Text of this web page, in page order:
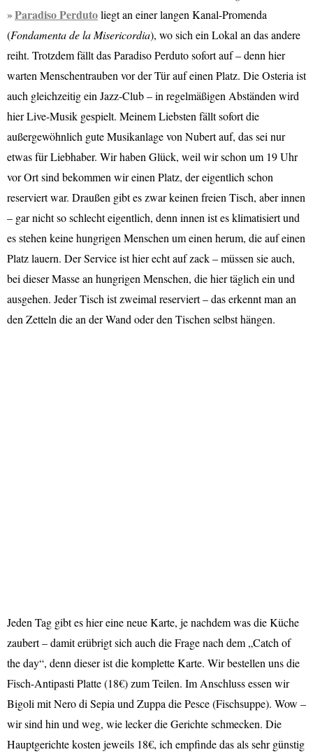
Paradiso Perdutoliegt an einer langen Kanal-Promenda
(Fondamenta de la Misericordia), wo sich ein Lokal an das andere
reiht. Trotzdem fällt das Paradiso Perduto sofort auf – denn hier
warten Menschentrauben vor der Tür auf einen Platz. Die Osteria ist
auch gleichzeitig ein Jazz-Club – in regelmäßigen Abständen wird
hier Live-Musik gespielt. Meinem Liebsten fällt sofort die
außergewöhnlich gute Musikanlage von Nubert auf, das sei nur
etwas für Liebhaber. Wir haben Glück, weil wir schon um 19 Uhr
vor Ort sind bekommen wir einen Platz, der eigentlich schon
reserviert war. Draußen gibt es zwar keinen freien Tisch, aber innen
– gar nicht so schlecht eigentlich, denn innen ist es klimatisiert und
es stehen keine hungrigen Menschen um einen herum, die auf einen
Platz lauern. Der Service ist hier echt auf zack – müssen sie auch,
bei dieser Masse an hungrigen Menschen, die hier täglich ein und
ausgehen. Jeder Tisch ist zweimal reserviert – das erkennt man an
den Zetteln die an der Wand oder den Tischen selbst hängen.
Jeden Tag gibt es hier eine neue Karte, je nachdem was die Küche
zaubert – damit erübrigt sich auch die Frage nach dem „Catch of
the day“, denn dieser ist die komplette Karte. Wir bestellen uns die
Fisch-Antipasti Platte (18€) zum Teilen. Im Anschluss essen wir
Bigoli mit Nero di Sepia und Zuppa die Pesce (Fischsuppe). Wow –
wir sind hin und weg, wie lecker die Gerichte schmecken. Die
Hauptgerichte kosten jeweils 18€, ich empfinde das als sehr günstig